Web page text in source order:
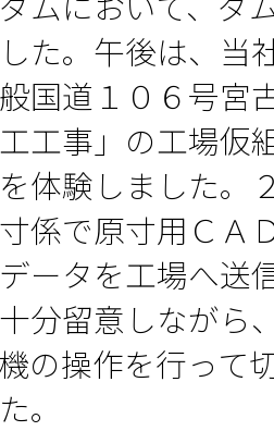
た。午後は、当
国道１０６号宮
工事」の工場仮
体験しました。
係で原寸用ＣＡ
ータを工場へ送
分留意しながら
の操作を行って
。